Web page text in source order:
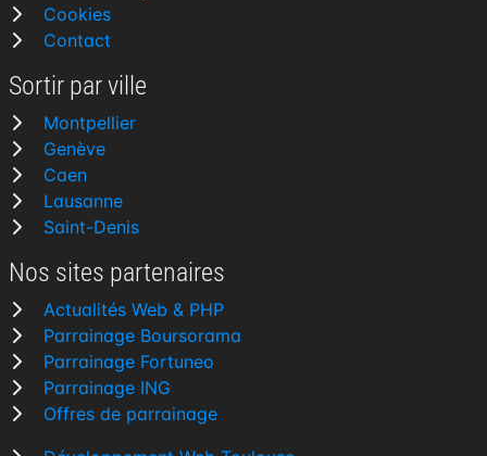
Cookies
Contact
Sortir par ville
Montpellier
Genève
Caen
Lausanne
Saint-Denis
Nos sites partenaires
Actualités Web & PHP
Parrainage Boursorama
Parrainage Fortuneo
Parrainage ING
Offres de parrainage